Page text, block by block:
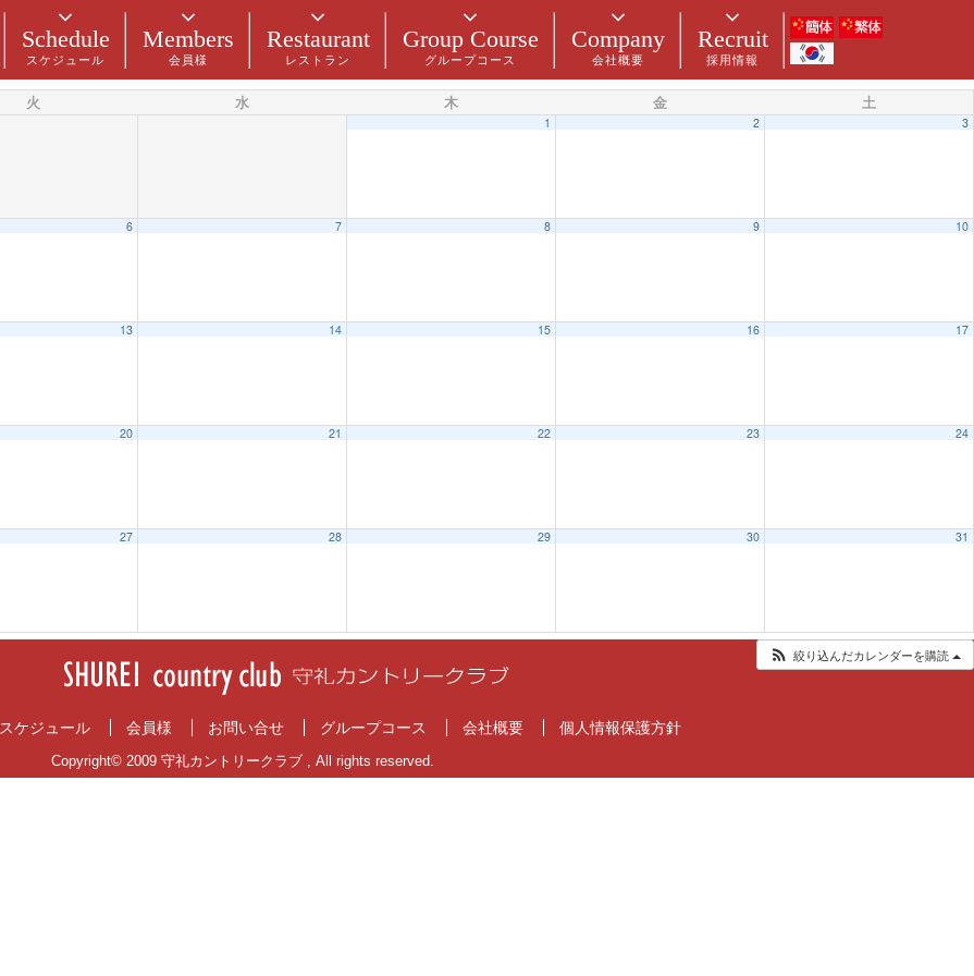
Schedule
スケジュール
Members
会員様
Restaurant
レストラン
Group Course
グループコース
Company
会社概要
Recruit
採用情報
火 水 木 金 土
1 2 3
6 7 8 9 10
13 14 15 16 17
20 21 22 23 24
27 28 29 30 31
絞り込んだカレンダーを購読
スケジュール 会員様 お問い合せ グループコース 会社概要 個人情報保護方針
Copyright© 2009 守礼カントリークラブ , All rights reserved.